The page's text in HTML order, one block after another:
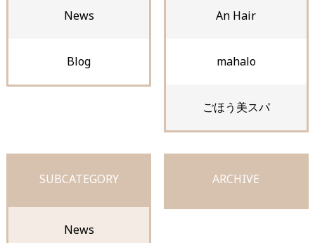
News
Blog
An Hair
mahalo
ごほう美スパ
SUBCATEGORY
News
ARCHIVE